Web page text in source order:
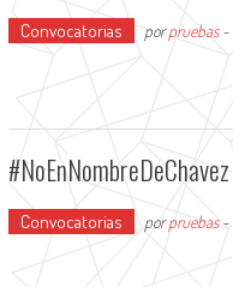
Convocatorias porpruebas-
#NoEnNombreDeChavez
Convocatorias porpruebas-